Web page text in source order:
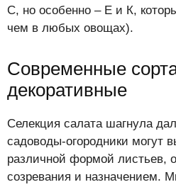
С, но особенно – Е и К,
чем в любых овощах).
Современные
декоративные
Селекция салата шагнула
садоводы-огородники могут
различной формой листьев,
созревания и назначением.